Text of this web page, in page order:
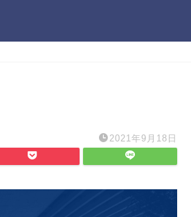
2021年9月18日